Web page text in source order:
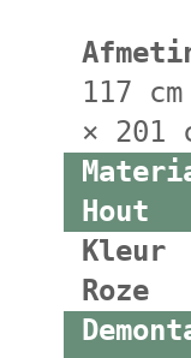
117
× 201
Hout
Kleur
Roze